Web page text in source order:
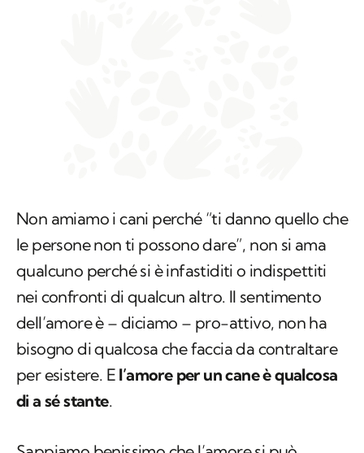
nei confronti di qualcun altro. Il sentimento
dell’amore è – diciamo – pro-attivo, non ha
bisogno di qualcosa che faccia da contraltare
per esistere. E
l’amore per un cane è qualcosa
di a sé stante
Sappiamo benissimo che l’amore si può
declinare in modi differenti: l’amore fraterno,